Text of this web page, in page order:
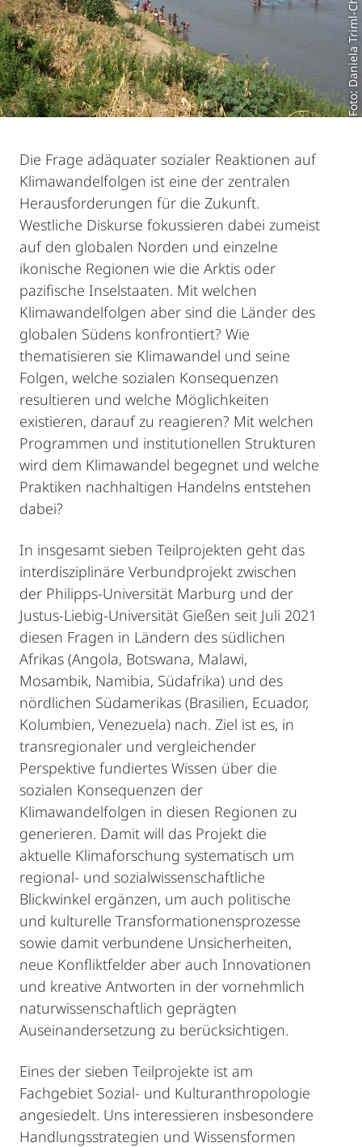
Foto: Daniela Triml-Chifflard
Die Frage adäquater sozialer Reaktionen auf
Klimawandelfolgen ist eine der zentralen
Herausforderungen für die Zukunft.
Westliche Diskurse fokussieren dabei zumeist
auf den globalen Norden und einzelne
ikonische Regionen wie die Arktis oder
pazifische Inselstaaten. Mit welchen
Klimawandelfolgen aber sind die Länder des
globalen Südens konfrontiert? Wie
thematisieren sie Klimawandel und seine
Folgen, welche sozialen Konsequenzen
resultieren und welche Möglichkeiten
existieren, darauf zu reagieren? Mit welchen
Programmen und institutionellen Strukturen
wird dem Klimawandel begegnet und welche
Praktiken nachhaltigen Handelns entstehen
dabei?
In insgesamt sieben Teilprojekten geht das
interdisziplinäre Verbundprojekt zwischen
der Philipps-Universität Marburg und der
Justus-Liebig-Universität Gießen seit Juli 2021
diesen Fragen in Ländern des südlichen
Afrikas (Angola, Botswana, Malawi,
Mosambik, Namibia, Südafrika) und des
nördlichen Südamerikas (Brasilien, Ecuador,
Kolumbien, Venezuela) nach. Ziel ist es, in
transregionaler und vergleichender
Perspektive fundiertes Wissen über die
sozialen Konsequenzen der
Klimawandelfolgen in diesen Regionen zu
generieren. Damit will das Projekt die
aktuelle Klimaforschung systematisch um
regional- und sozialwissenschaftliche
Blickwinkel ergänzen, um auch politische
und kulturelle Transformationensprozesse
sowie damit verbundene Unsicherheiten,
neue Konfliktfelder aber auch Innovationen
und kreative Antworten in der vornehmlich
naturwissenschaftlich geprägten
Auseinandersetzung zu berücksichtigen.
Eines der sieben Teilprojekte ist am
Fachgebiet Sozial- und Kulturanthropologie
angesiedelt. Uns interessieren insbesondere
Handlungsstrategien und Wissensformen